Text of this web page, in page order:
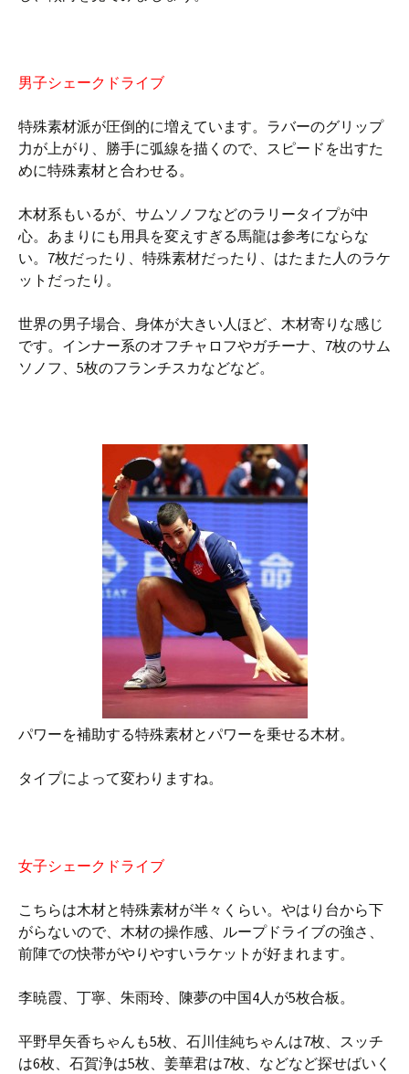
男子シェークドライブ
特殊素材派が圧倒的に増えています。ラバーのグリップ
力が上がり、勝手に弧線を描くので、スピードを出すた
めに特殊素材と合わせる。
木材系もいるが、サムソノフなどのラリータイプが中
心。あまりにも用具を変えすぎる馬龍は参考にならな
い。7枚だったり、特殊素材だったり、はたまた人のラケ
ットだったり。
世界の男子場合、身体が大きい人ほど、木材寄りな感じ
です。インナー系のオフチャロフやガチーナ、7枚のサム
ソノフ、5枚のフランチスカなどなど。
パワーを補助する特殊素材とパワーを乗せる木材。
タイプによって変わりますね。
女子シェークドライブ
こちらは木材と特殊素材が半々くらい。やはり台から下
がらないので、木材の操作感、ループドライブの強さ、
前陣での快帯がやりやすいラケットが好まれます。
李暁霞、丁寧、朱雨玲、陳夢の中国4人が5枚合板。
平野早矢香ちゃんも5枚、石川佳純ちゃんは7枚、スッチ
は6枚、石賀浄は5枚、姜華君は7枚、などなど探せばいく